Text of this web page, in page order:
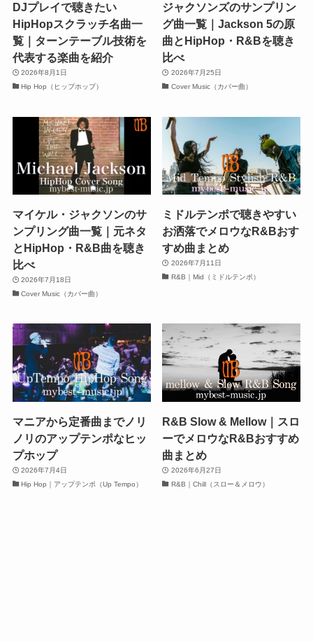
DJプレイで聴きたい
HipHopスクラッチ名曲一
覧｜ターンテーブル技術を
代表する楽曲を紹介
2026年8月1日
Hip Hop（ヒップホップ）
ジャクソンズのサンプリン
グ曲一覧｜Jackson 5の原
曲とHipHop・R&Bを聴き
比べ
2026年7月25日
Cover Music（カバー曲）
マイケル・ジャクソンのサ
ンプリング曲一覧｜元ネタ
とHipHop・R&B曲を聴き
比べ
2026年7月18日
Cover Music（カバー曲）
ミドルテンポで聴きやすい
お洒落でメロウなR&Bおす
すめ曲まとめ
2026年7月11日
R&B｜Mid（ミドルテンポ）
マニアから定番曲までノリ
ノリのアップテンポなヒッ
プホップ
2026年7月4日
Hip Hop｜アップテンポ（Up Tempo）
R&B Slow & Mellow｜スロ
ーでメロウなR&Bおすすめ
曲まとめ
2026年6月27日
R&B｜Chill（スロー＆メロウ）